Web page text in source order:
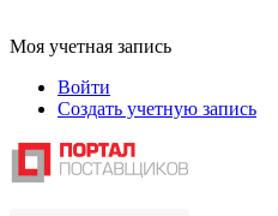
Моя учетная запись
Войти
Создать учетную запись